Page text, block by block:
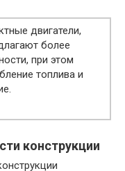
двигатели,
более
при этом
топлива и
конструкции